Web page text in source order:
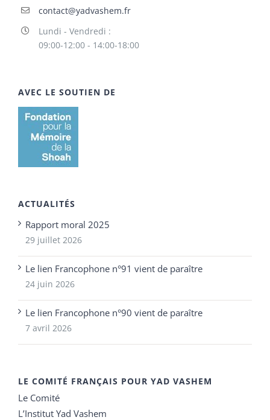
contact@yadvashem.fr
Lundi - Vendredi :
09:00-12:00 - 14:00-18:00
AVEC LE SOUTIEN DE
ACTUALITÉS
Rapport moral 2025
29 juillet 2026
Le lien Francophone n°91 vient de paraître
24 juin 2026
Le lien Francophone n°90 vient de paraître
7 avril 2026
LE COMITÉ FRANÇAIS POUR YAD VASHEM
Le Comité
L’Institut Yad Vashem